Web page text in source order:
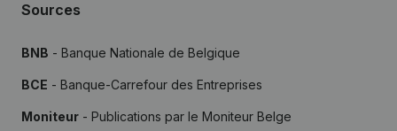
Sources
BNB - Banque Nationale de Belgique
BCE - Banque-Carrefour des Entreprises
Moniteur - Publications par le Moniteur Belge